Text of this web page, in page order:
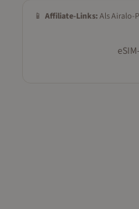
📱 Affiliate-Links:Als Airalo-